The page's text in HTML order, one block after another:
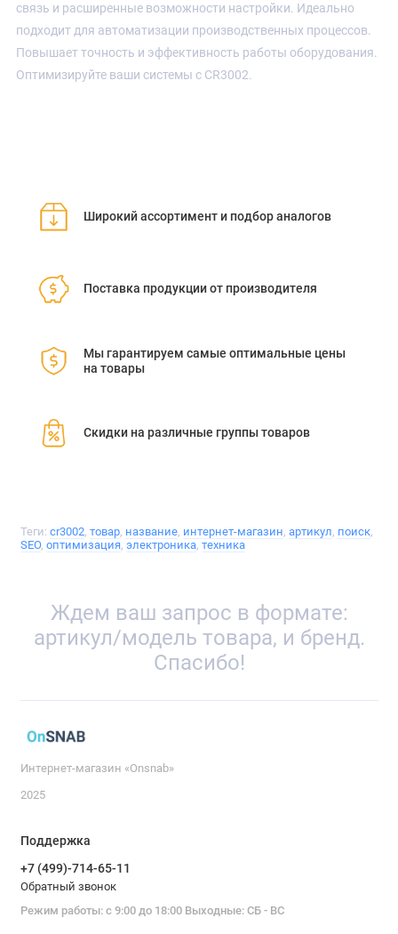
связь и расширенные возможности настройки. Идеально
подходит для автоматизации производственных процессов.
Повышает точность и эффективность работы оборудования.
Оптимизируйте ваши системы с CR3002.
Широкий ассортимент и подбор аналогов
Поставка продукции от производителя
Мы гарантируем самые оптимальные цены
на товары
Скидки на различные группы товаров
Теги: cr3002, товар, название, интернет-магазин, артикул, поиск,
SEO, оптимизация, электроника, техника
Ждем ваш запрос в формате:
артикул/модель товара, и бренд.
Спасибо!
Интернет-магазин «Onsnab»
2025
Поддержка
+7 (499)-714-65-11
Обратный звонок
Режим работы: с 9:00 до 18:00 Выходные: СБ - ВС